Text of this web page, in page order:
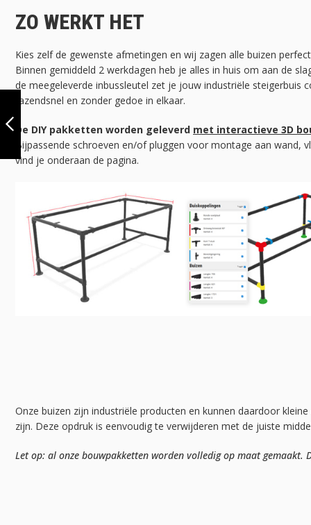
TAFEL STEYR |
VINTAGE BROWN
DIY
VORIGE
ZO WERKT HET
Kies zelf de gewenste afmetingen en wij zagen alle buizen
Binnen gemiddeld 2 werkdagen heb je alles in huis om aan de
de meegeleverde inbussleutel zet je jouw industriële steigerbuis
razendsnel en zonder gedoe in elkaar.
De DIY pakketten worden geleverd met interactieve 3D
Bijpassende schroeven en/of pluggen voor montage aan wand,
vind je onderaan de pagina.
Onze buizen zijn industriële producten en kunnen daardoor
zijn. Deze opdruk is eenvoudig te verwijderen met de juiste
Let op: al onze bouwpakketten worden volledig op maat